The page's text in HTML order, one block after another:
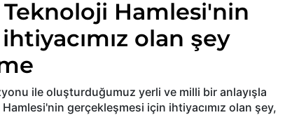
Hamlesi'nin
olan şey
ile oluşturduğumuz yerli ve milli bir anlayışla
gerçekleşmesi için ihtiyacımız olan şey,